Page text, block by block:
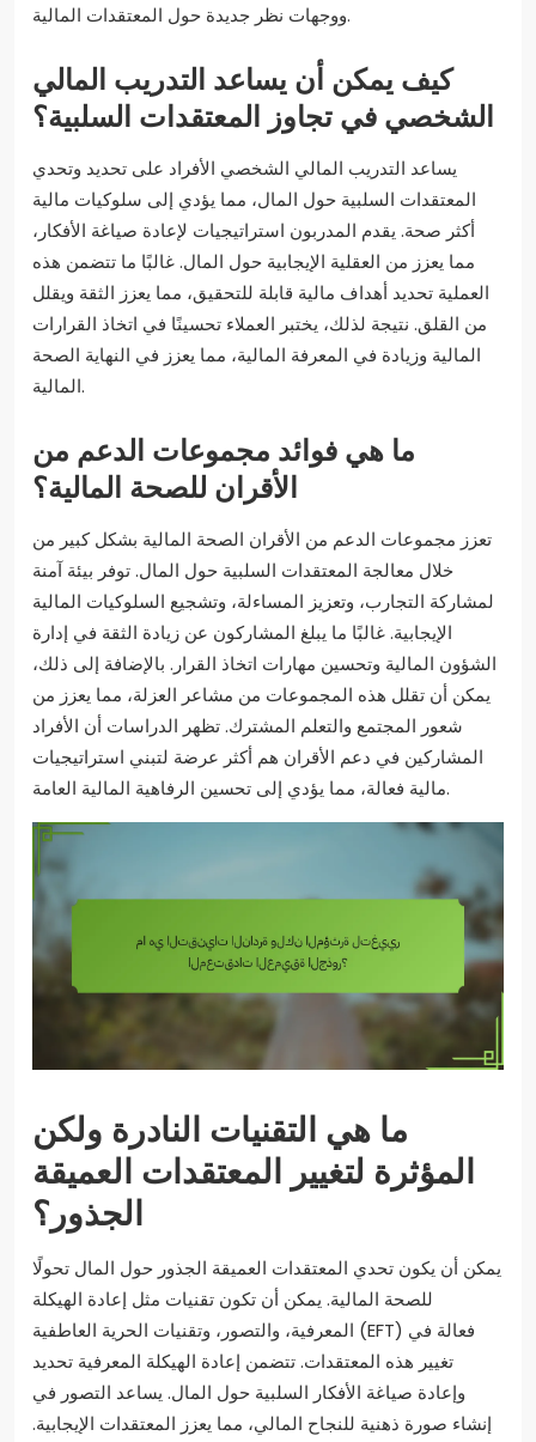
ووجهات نظر جديدة حول المعتقدات المالية.
كيف يمكن أن يساعد التدريب المالي
الشخصي في تجاوز المعتقدات السلبية؟
يساعد التدريب المالي الشخصي الأفراد على تحديد وتحدي
المعتقدات السلبية حول المال، مما يؤدي إلى سلوكيات مالية
أكثر صحة. يقدم المدربون استراتيجيات لإعادة صياغة الأفكار،
مما يعزز من العقلية الإيجابية حول المال. غالبًا ما تتضمن هذه
العملية تحديد أهداف مالية قابلة للتحقيق، مما يعزز الثقة ويقلل
من القلق. نتيجة لذلك، يختبر العملاء تحسينًا في اتخاذ القرارات
المالية وزيادة في المعرفة المالية، مما يعزز في النهاية الصحة
المالية.
ما هي فوائد مجموعات الدعم من
الأقران للصحة المالية؟
تعزز مجموعات الدعم من الأقران الصحة المالية بشكل كبير من
خلال معالجة المعتقدات السلبية حول المال. توفر بيئة آمنة
لمشاركة التجارب، وتعزيز المساءلة، وتشجيع السلوكيات المالية
الإيجابية. غالبًا ما يبلغ المشاركون عن زيادة الثقة في إدارة
الشؤون المالية وتحسين مهارات اتخاذ القرار. بالإضافة إلى ذلك،
يمكن أن تقلل هذه المجموعات من مشاعر العزلة، مما يعزز من
شعور المجتمع والتعلم المشترك. تظهر الدراسات أن الأفراد
المشاركين في دعم الأقران هم أكثر عرضة لتبني استراتيجيات
مالية فعالة، مما يؤدي إلى تحسين الرفاهية المالية العامة.
ما هي التقنيات النادرة ولكن
المؤثرة لتغيير المعتقدات العميقة
الجذور؟
يمكن أن يكون تحدي المعتقدات العميقة الجذور حول المال تحولًا
للصحة المالية. يمكن أن تكون تقنيات مثل إعادة الهيكلة
المعرفية، والتصور، وتقنيات الحرية العاطفية (EFT) فعالة في
تغيير هذه المعتقدات. تتضمن إعادة الهيكلة المعرفية تحديد
وإعادة صياغة الأفكار السلبية حول المال. يساعد التصور في
إنشاء صورة ذهنية للنجاح المالي، مما يعزز المعتقدات الإيجابية.